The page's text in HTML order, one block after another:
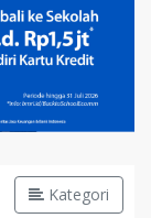
Kategori